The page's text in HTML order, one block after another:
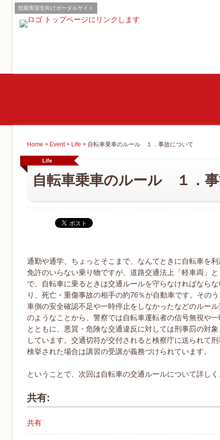
技能実習生向けポータルサイト
Home > Event> Life > 自転車乗車のルール １．事故について
Life
自転車乗車のルール １．
通勤や通学、ちょっとそこまで、なんてときに自転車を
免許のいらない乗り物ですが、道路交通法上「軽車両」
で、自転車に乗るときは交通ルールを守らなければなら
り、死亡・重傷事故の相手の約76％が自動車です。その
車側の安全確認不足や一時停止をしなかったなどのルー
のようなことから、警察では自転車運転者の信号無視や
とともに、悪質・危険な交通違反に対しては刑事罰の対
しています。交通切符が交付されると検察庁に送られて
検挙された場合は講習の受講が義務づけられています。
ということで、次回は自転車の交通ルールについて詳し
共有:
共有